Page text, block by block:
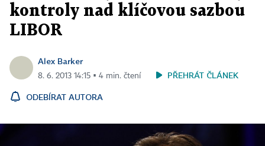
kontroly nad klíčovou sazbou
LIBOR
Alex Barker
8. 6. 2013 14:15 ▪ 4 min. čtení PŘEHRÁT ČLÁNEK
ODEBÍRAT AUTORA